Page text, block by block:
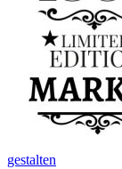
gestalten